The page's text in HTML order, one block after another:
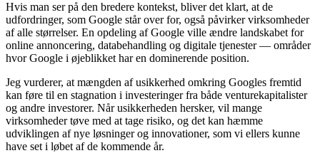
Hvis man ser på den bredere kontekst, bliver det klart, at de
udfordringer, som Google står over for, også påvirker virksomheder
af alle størrelser. En opdeling af Google ville ændre landskabet for
online annoncering, databehandling og digitale tjenester — områder
hvor Google i øjeblikket har en dominerende position.
Jeg vurderer, at mængden af usikkerhed omkring Googles fremtid
kan føre til en stagnation i investeringer fra både venturekapitalister
og andre investorer. Når usikkerheden hersker, vil mange
virksomheder tøve med at tage risiko, og det kan hæmme
udviklingen af nye løsninger og innovationer, som vi ellers kunne
have set i løbet af de kommende år.